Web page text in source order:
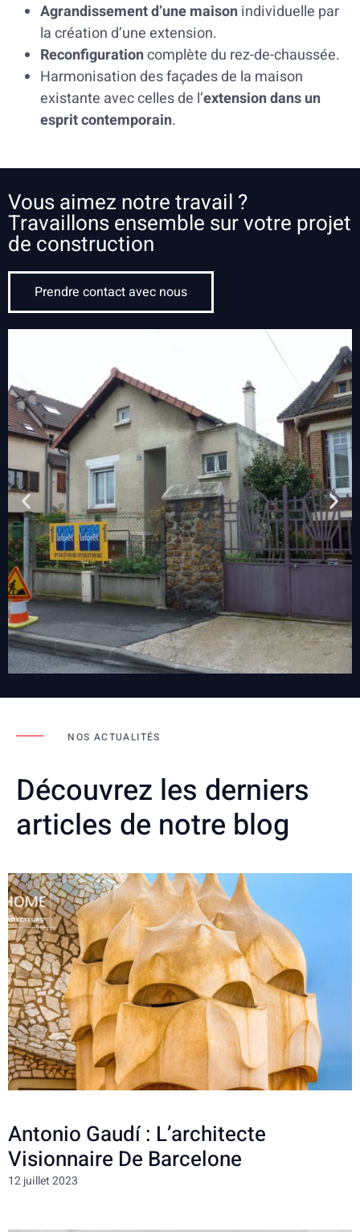
Agrandissement d’une maisonindividuelle par
la création d’une extension.
Reconfigurationcomplète du rez-de-chaussée.
Harmonisation des façades de la maison
existante avec celles de l’extension dans un
esprit contemporain.
Vous aimez notre travail ?
Travaillons ensemble sur votre projet
de construction
Prendre contact avec nous
NOS ACTUALITÉS
Découvrez les derniers
articles de notre blog
Antonio Gaudí : L’architecte
Visionnaire De Barcelone
12 juillet 2023